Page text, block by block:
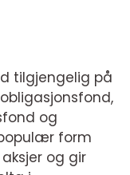
tilgjengelig på
og
form
og gir